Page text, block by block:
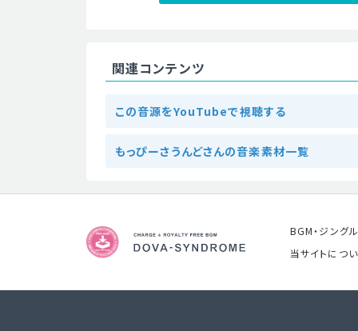
関連コンテンツ
この音源をYouTubeで視聴する
もっぴーさうんどさんの音楽素材一覧
BGM・ジングル
当サイトにつ